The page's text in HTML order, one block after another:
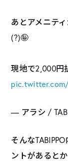
あとアメニテ
(?)🤪
現地で2,000円
pic.twitter.com/
— アラシ /
そんな
ントがあると